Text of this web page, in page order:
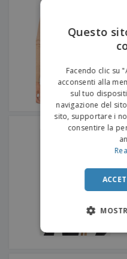
Questo
Facendo clic su
acconsenti alla
sul tuo
navigazione del
sito, supportare i
consentire la